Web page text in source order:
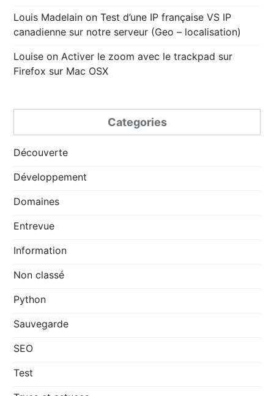
Louis Madelain onTest d’une IP française VS IP
canadienne sur notre serveur (Geo – localisation)
Louise onActiver le zoom avec le trackpad sur
Firefox sur Mac OSX
Categories
Découverte
Développement
Domaines
Entrevue
Information
Non classé
Python
Sauvegarde
SEO
Test